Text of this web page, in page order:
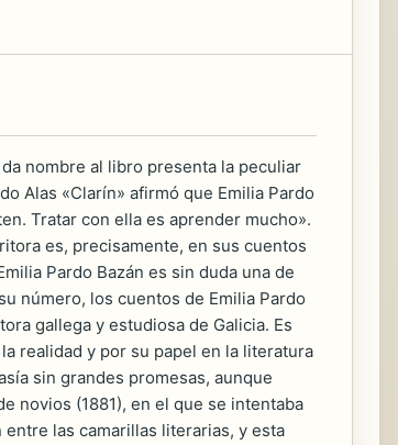
nombre al libro presenta la peculiar
Alas «Clarín» afirmó que Emilia Pardo
Tratar con ella es aprender mucho».
es, precisamente, en sus cuentos
Pardo Bazán es sin duda una de
número, los cuentos de Emilia Pardo
gallega y estudiosa de Galicia. Es
realidad y por su papel en la literatura
sin grandes promesas, aunque
novios (1881), en el que se intentaba
las camarillas literarias, y esta